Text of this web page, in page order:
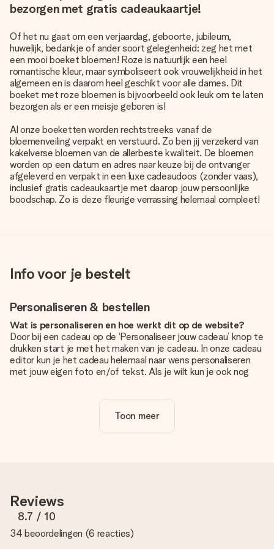
bezorgen met gratis cadeaukaartje!
Of het nu gaat om een verjaardag, geboorte, jubileum,
huwelijk, bedankje of ander soort gelegenheid; zeg het met
een mooi boeket bloemen! Roze is natuurlijk een heel
romantische kleur, maar symboliseert ook vrouwelijkheid in het
algemeen en is daarom heel geschikt voor alle dames. Dit
boeket met roze bloemen is bijvoorbeeld ook leuk om te laten
bezorgen als er een meisje geboren is!
Al onze boeketten worden rechtstreeks vanaf de
bloemenveiling verpakt en verstuurd. Zo ben jij verzekerd van
kakelverse bloemen van de allerbeste kwaliteit. De bloemen
worden op een datum en adres naar keuze bij de ontvanger
afgeleverd en verpakt in een luxe cadeaudoos (zonder vaas),
inclusief gratis cadeaukaartje met daarop jouw persoonlijke
boodschap. Zo is deze fleurige verrassing helemaal compleet!
Info voor je bestelt
Personaliseren & bestellen
Wat is personaliseren en hoe werkt dit op de website?
Door bij een cadeau op de ‘Personaliseer jouw cadeau’ knop te
drukken start je met het maken van je cadeau. In onze cadeau
editor kun je het cadeau helemaal naar wens personaliseren
met jouw eigen foto en/of tekst. Als je wilt kun je ook nog
Is personalisatie in de prijs inbegrepen?
De prijs die op de website wordt getoond is inclusief de
te gebruiken. Als je niet zeker bent over de kwaliteit van je
foto, neem dan contact op met onze klantenservice en stuur
je foto mee met het cadeau dat je wilt bestellen. Zij kunnen
de kwaliteit dan voor je controleren!
Toon meer
Reviews
8.7 / 10
34 beoordelingen (6 reacties)